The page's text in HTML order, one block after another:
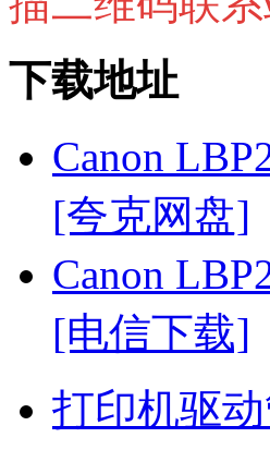
下载地址
Canon
[夸克网盘]
Canon
[电信下载]
打印机驱